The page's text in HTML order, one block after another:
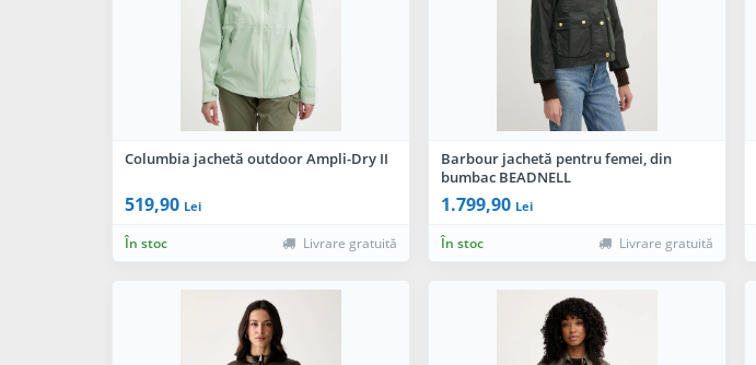
Columbia jachetă outdoor Ampli-Dry II
519,90 Lei
În stoc Livrare gratuită
Barbour jachetă pentru femei, din
bumbac BEADNELL
1.799,90 Lei
În stoc Livrare gratuită